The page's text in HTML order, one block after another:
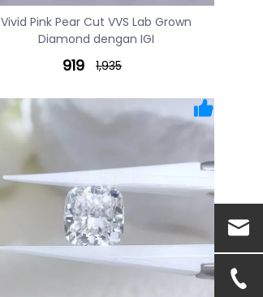
Vivid Pink Pear Cut VVS Lab Grown
Diamond dengan IGI
919 1,935